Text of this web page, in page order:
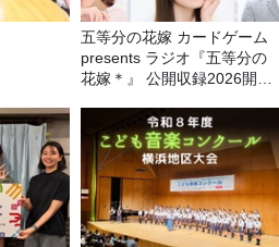
五等分の花嫁 カードゲーム
presents ラジオ『五等分の
花嫁＊』 公開収録2026開催